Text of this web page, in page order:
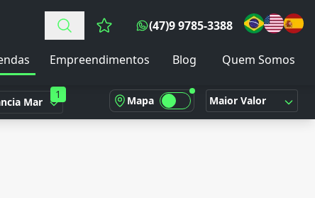
Favoritos (0 itens)
(47)9 9785-3388
Empreendimentos Blog Quem Somos
1
Mar Mapa Maior Valor